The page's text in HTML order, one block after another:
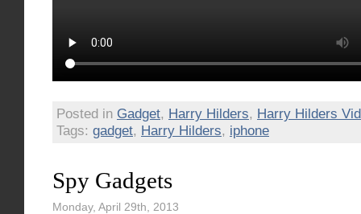
Posted in Gadget, Harry Hilders, Harry Hilders
Tags: gadget, Harry Hilders, iphone
Spy Gadgets
Monday, April 29th, 2013